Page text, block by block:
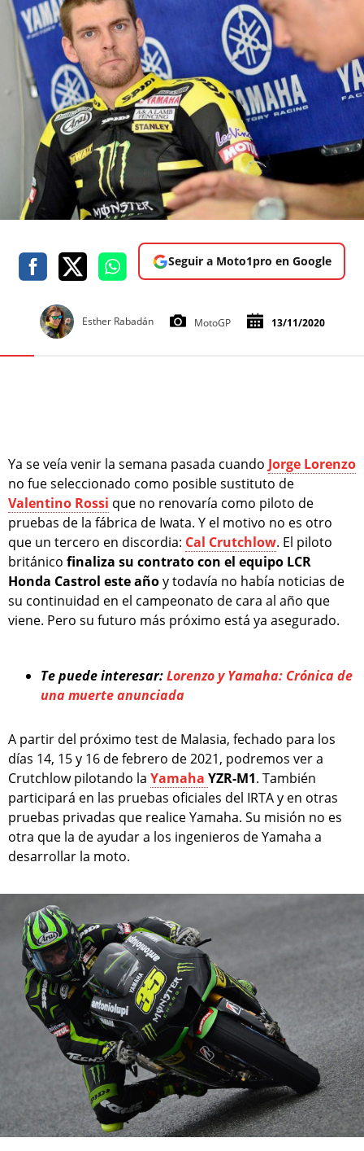
Seguir a Moto1pro en Google
Esther Rabadán MotoGP 13/11/2020
Ya se veía venir la semana pasada cuando Jorge Lorenzo
no fue seleccionado como posible sustituto de
Valentino Rossi que no renovaría como piloto de
pruebas de la fábrica de Iwata. Y el motivo no es otro
que un tercero en discordia: Cal Crutchlow. El piloto
británico finaliza su contrato con el equipo LCR
Honda Castrol este añoy todavía no había noticias de
su continuidad en el campeonato de cara al año que
viene. Pero su futuro más próximo está ya asegurado.
Te puede interesar:Lorenzo y Yamaha: Crónica de
una muerte anunciada
A partir del próximo test de Malasia, fechado para los
días 14, 15 y 16 de febrero de 2021, podremos ver a
Crutchlow pilotando la Yamaha YZR-M1. También
participará en las pruebas oficiales del IRTA y en otras
pruebas privadas que realice Yamaha. Su misión no es
otra que la de ayudar a los ingenieros de Yamaha a
desarrollar la moto.